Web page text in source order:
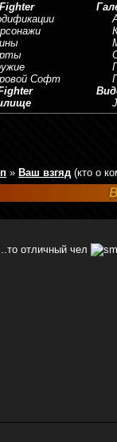
Софт
» Ваш взгяд (кто о
отличный чел